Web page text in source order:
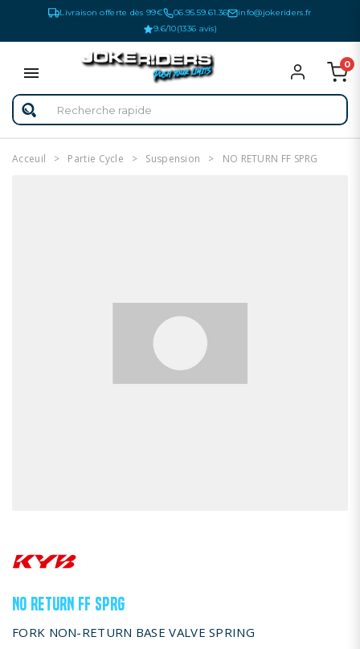
Livraison offerte dès 99€ 06.95.59.61.36
info@jokeriders.fr
9.6/10(1336 avis)
0
Acceuil Partie Cycle Suspension NO RETURN FF SPRG
NO RETURN FF SPRG
FORK NON-RETURN BASE VALVE SPRING